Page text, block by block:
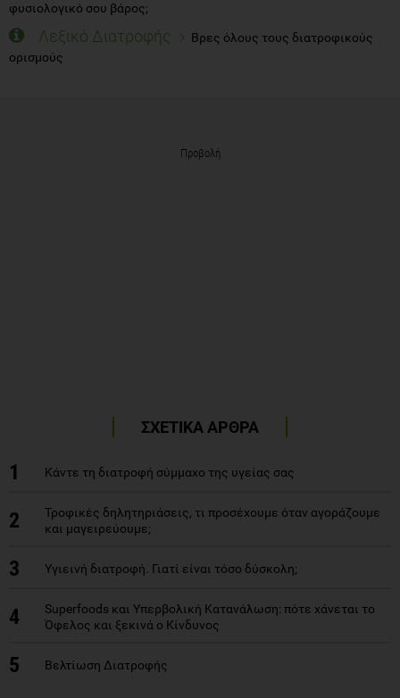
φυσιολογικό σου βάρος;
Λεξικό Διατροφής
Βρες όλους τους διατροφικούς
ορισμούς
Προβολή
ΣΧΕΤΙΚΑ ΑΡΘΡΑ
1 Κάντε τη διατροφή σύμμαχο της υγείας σας
2
Τροφικές δηλητηριάσεις, τι προσέχουμε όταν αγοράζουμε
και μαγειρεύουμε;
3 Υγιεινή διατροφή. Γιατί είναι τόσο δύσκολη;
4
Superfoods και Υπερβολική Κατανάλωση: πότε χάνεται το
Όφελος και ξεκινά ο Κίνδυνος
5 Βελτίωση Διατροφής